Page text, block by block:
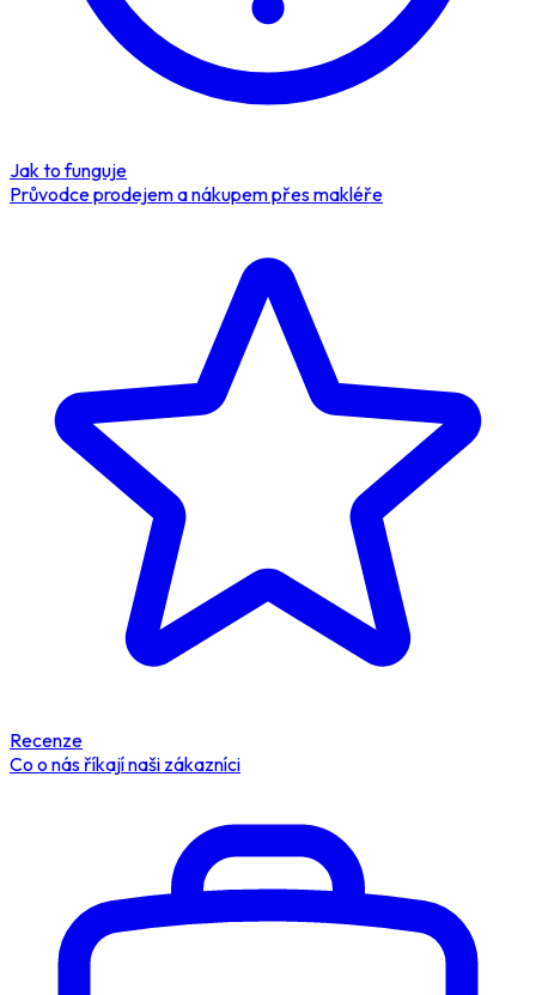
Jak to funguje
Průvodce prodejem a nákupem přes makléře
Recenze
Co o nás říkají naši zákazníci